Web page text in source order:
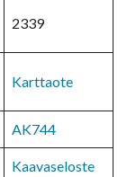
2339
Karttaote
AK744
Kaavaseloste